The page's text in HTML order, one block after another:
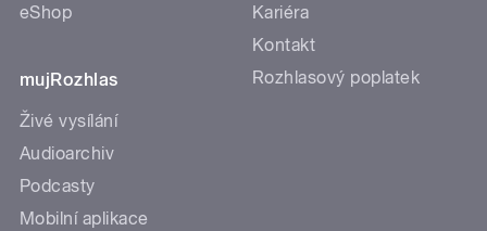
eShop
mujRozhlas
Živé vysílání
Audioarchiv
Podcasty
Mobilní aplikace
Kariéra
Kontakt
Rozhlasový poplatek